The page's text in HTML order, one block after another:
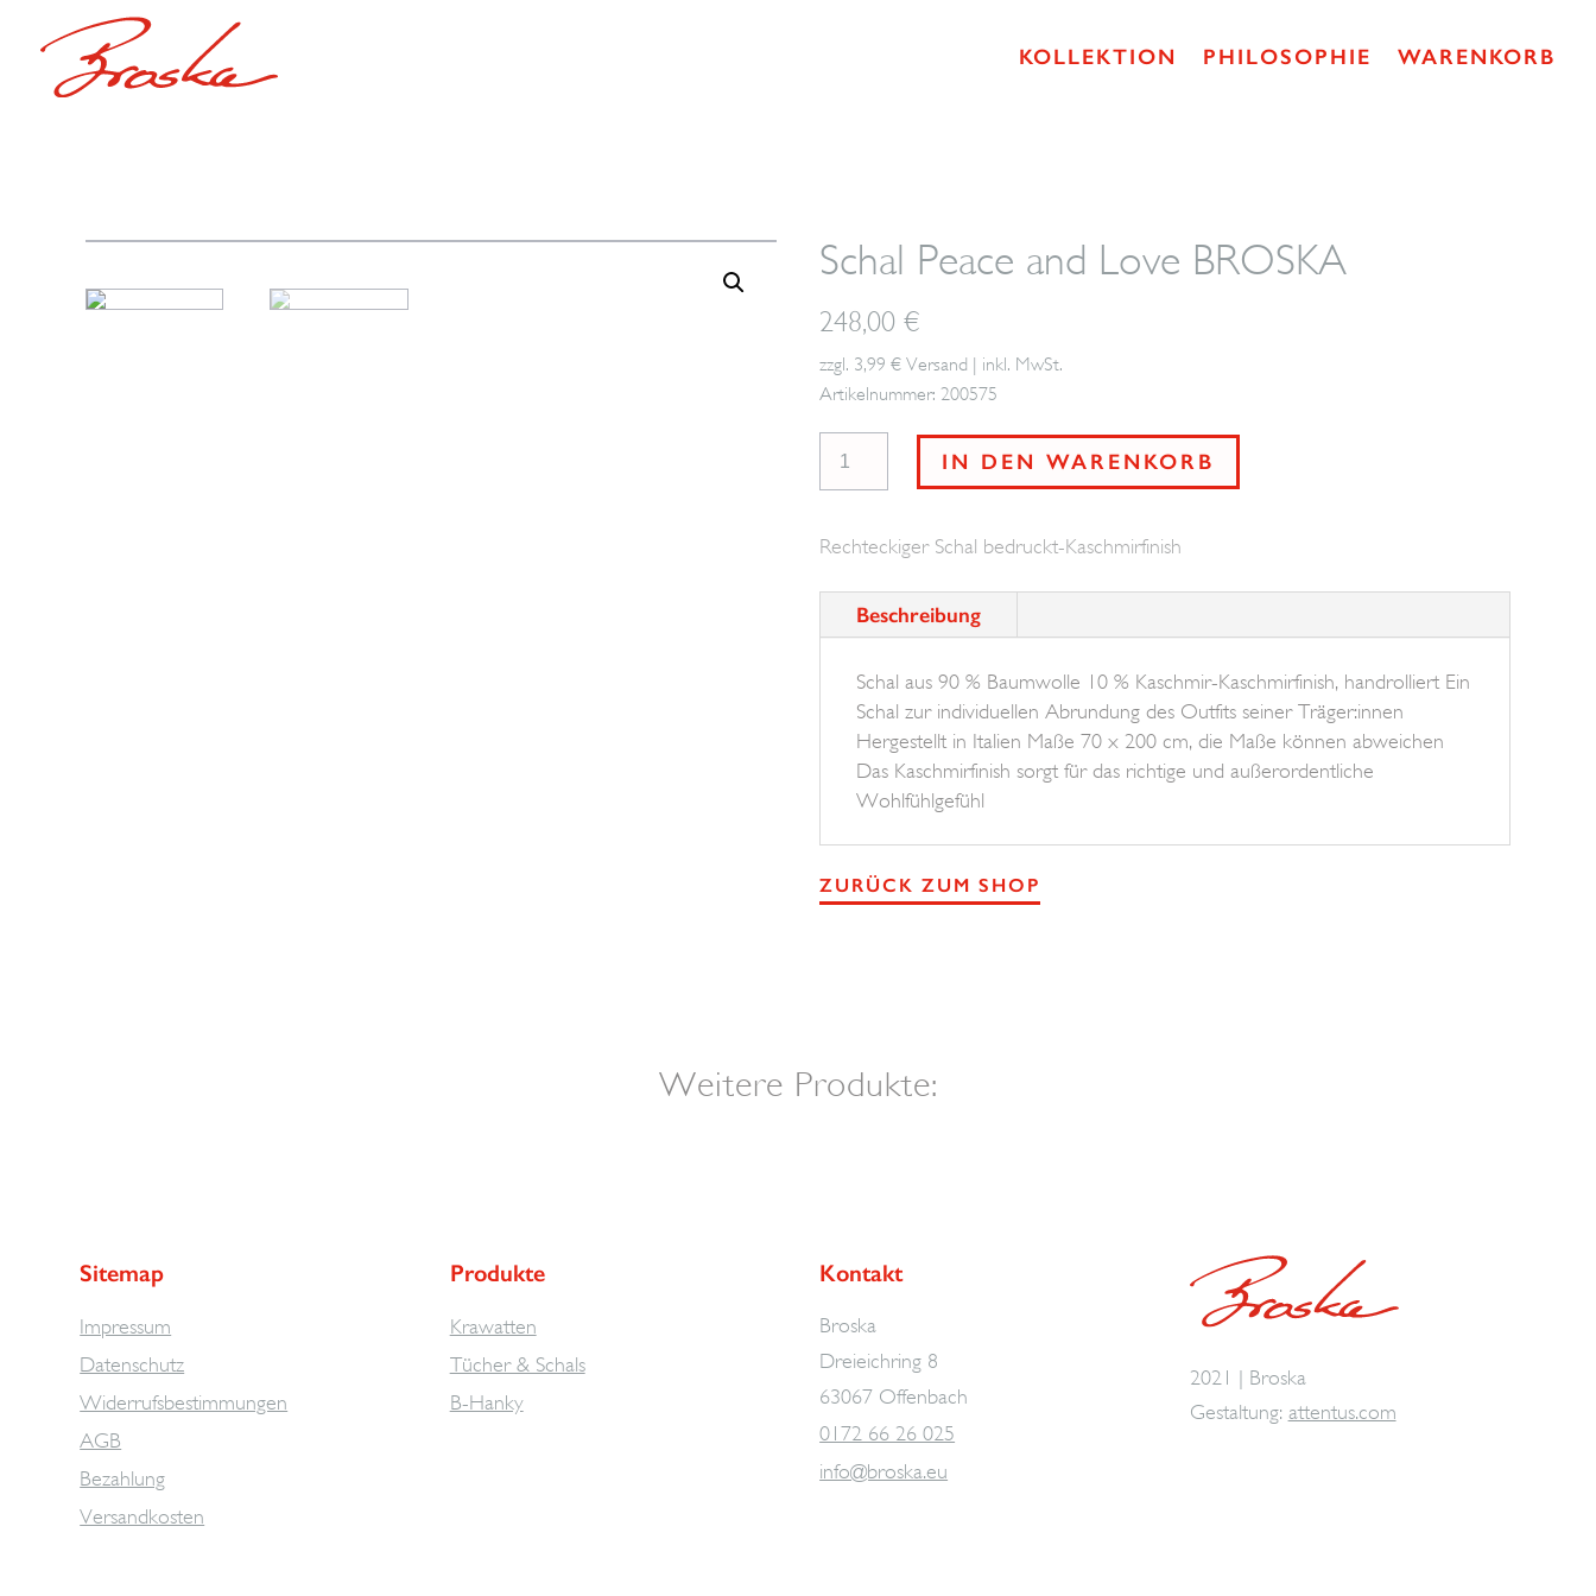
KOLLEKTION PHILOSOPHIE WARENKORB
Schal Peace and Love BROSKA
248,00 €
zzgl. 3,99 € Versand | inkl. MwSt.
Artikelnummer: 200575
Love
BROSKA
Menge
IN DEN WARENKORB
Rechteckiger Schal bedruckt-Kaschmirfinish
Beschreibung
Schal aus 90 % Baumwolle 10 % Kaschmir-Kaschmirfinish, handrolliert Ein
Schal zur individuellen Abrundung des Outfits seiner Träger:innen
Hergestellt in Italien Maße 70 x 200 cm, die Maße können abweichen
Das Kaschmirfinish sorgt für das richtige und außerordentliche
Wohlfühlgefühl
ZURÜCK ZUM SHOP
Weitere Produkte:
Sitemap
Impressum
Datenschutz
Widerrufsbestimmungen
AGB
Bezahlung
Versandkosten
Produkte
Krawatten
Tücher & Schals
B-Hanky
Kontakt
Broska
Dreieichring 8
63067 Offenbach
0172 66 26 025
info@broska.eu
2021 | Broska
Gestaltung: attentus.com